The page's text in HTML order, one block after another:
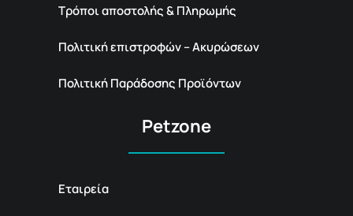
Τρόποι αποστολής & Πληρωμής
Πολιτική επιστροφών – Ακυρώσεων
Πολιτική Παράδοσης Προϊόντων
Petzone
Εταιρεία